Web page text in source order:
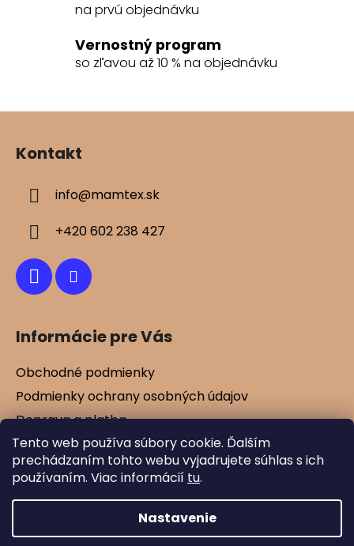
Tento web používa súbory cookie. Ďalším
prechádzaním tohto webu vyjadrujete súhlas s ich
používaním. Viac informácií tu.
Nastavenie
r
v
k
y
ý
na prvú objednávku
Vernostný program
so zľavou až 10 % na objednávku
Kontakt
info@mamtex.sk
+420 602 238 427
Informácie pre Vás
Obchodné podmienky
Podmienky ochrany osobných údajov
Doprava a platba
Kontakty
Vernostné zľavy